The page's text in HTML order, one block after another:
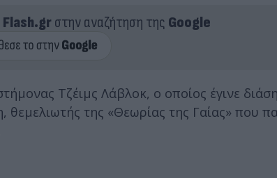
Flash.grστην αναζήτηση της Google
Τζέιμς Λάβλοκ, ο οποίος έγινε
της «Θεωρίας της Γαίας» που